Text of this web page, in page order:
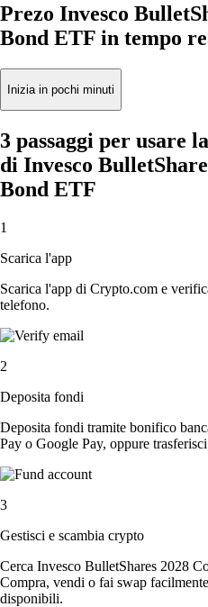
Prezo Invesco
Bond ETF in tempo
Inizia in pochi minuti
3 passaggi per usare
di Invesco
Bond ETF
1
Scarica l'app
Scarica l'app di Crypto.com e
telefono.
2
Deposita fondi
Deposita fondi tramite bonifico
Pay o Google Pay, oppure
3
Gestisci e scambia crypto
Cerca Invesco BulletShares 2028
Compra, vendi o fai swap
disponibili.